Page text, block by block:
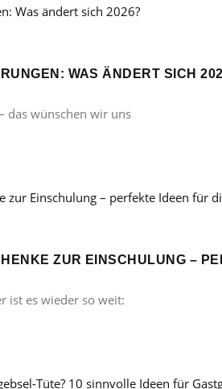
WAS ÄNDERT SICH
das wünschen wir uns
ZUR EINSCHULUNG –
ist es wieder so weit: